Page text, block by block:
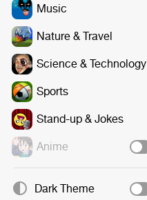
Music
Nature & Travel
Science & Technology
Sports
Stand-up & Jokes
Anime
Dark Theme